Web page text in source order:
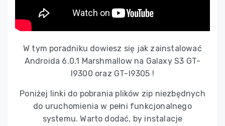
W tym poradniku dowiesz się jak zainstalować
Androida 6.0.1 Marshmallow na Galaxy S3 GT-
I9300 oraz GT-I9305 !
Poniżej linki do pobrania plików zip niezbędnych
do uruchomienia w pełni funkcjonalnego
systemu. Warto dodać, by instalacje